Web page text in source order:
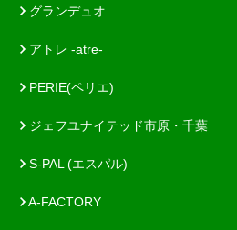
グランデュオ
アトレ -atre-
PERIE(ペリエ)
ジェフユナイテッド市原・千葉
S-PAL (エスパル)
A-FACTORY